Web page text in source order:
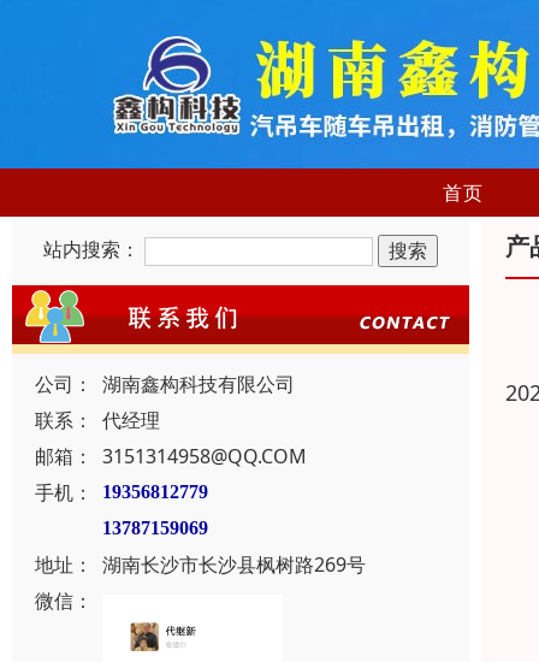
首页
站内搜索：
公司：
湖南鑫构科技有限公司
联系：
代经理
邮箱：
3151314958@QQ.COM
手机：
19356812779
13787159069
地址：
湖南长沙市长沙县枫树路269号
微信：
产